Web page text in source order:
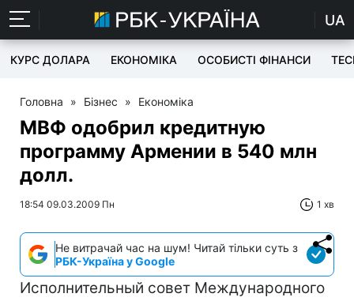
UA
КУРС ДОЛАРА ЕКОНОМІКА ОСОБИСТІ ФІНАНСИ
Головна » Бізнес » Економіка
МВФ одобрил кредитную
программу Армении в 540 млн
долл.
18:54 09.03.2009 Пн 1 хв
Не витрачай час на шум! Читай тільки суть з
РБК-Україна у Google
Исполнительный совет Международного